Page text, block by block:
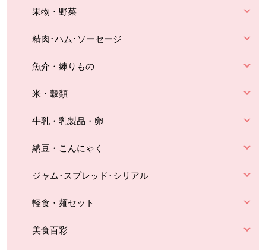
果物・野菜
精肉･ハム･ソーセージ
魚介・練りもの
米・穀類
牛乳・乳製品・卵
納豆・こんにゃく
ジャム･スプレッド･シリアル
軽食・麺セット
美食百彩